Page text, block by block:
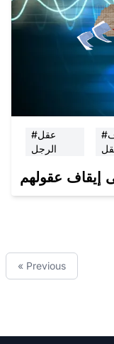
#عقل
الرجل
#قدرة الرجال على ايقاف
إيقاف عقولهم
« Previous